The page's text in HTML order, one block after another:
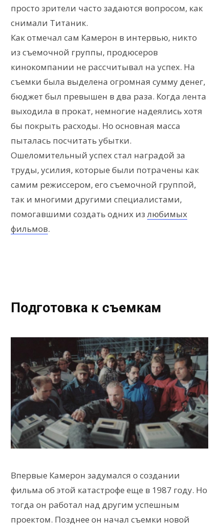
просто зрители часто задаются вопросом, как
снимали Титаник.
Как отмечал сам Камерон в интервью, никто
из съемочной группы, продюсеров
кинокомпании не рассчитывал на успех. На
съемки была выделена огромная сумму денег,
бюджет был превышен в два раза. Когда лента
выходила в прокат, немногие надеялись хотя
бы покрыть расходы. Но основная масса
пыталась посчитать убытки.
Ошеломительный успех стал наградой за
труды, усилия, которые были потрачены как
самим режиссером, его съемочной группой,
так и многими другими специалистами,
помогавшими создать одних из любимых
фильмов.
Подготовка к съемкам
Впервые Камерон задумался о создании
фильма об этой катастрофе еще в 1987 году. Но
тогда он работал над другим успешным
проектом. Позднее он начал съемки новой